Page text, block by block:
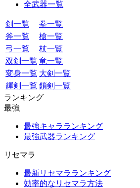
全武器一覧
剣一覧
拳一覧
斧一覧
槍一覧
弓一覧
杖一覧
双剣一覧 竜一覧
変身一覧 大剣一覧
輝剣一覧 鎖剣一覧
ランキング
最強
最強キャラランキング
最強武器ランキング
リセマラ
最新リセマラランキング
効率的なリセマラ方法